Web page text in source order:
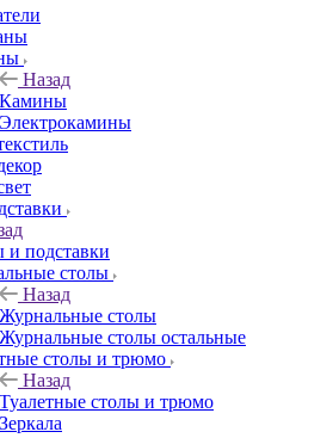
Назад
Камины
Электрокамины
и подставки
столы
Назад
Журнальные столы
Журнальные столы остальные
столы и трюмо
Назад
Туалетные столы и трюмо
Зеркала